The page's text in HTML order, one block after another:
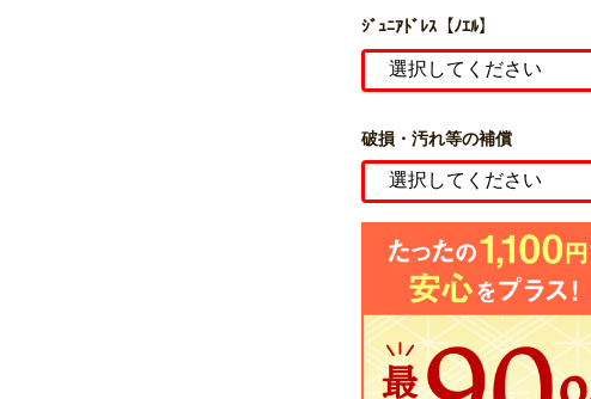
ｼﾞｭﾆｱﾄﾞﾚｽ【ﾉｴﾙ】
破損・汚れ等の補償